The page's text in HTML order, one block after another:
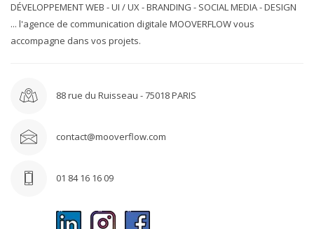
DÉVELOPPEMENT WEB - UI / UX - BRANDING - SOCIAL MEDIA - DESIGN
... l'agence de communication digitale MOOVERFLOW vous
accompagne dans vos projets.
88 rue du Ruisseau - 75018 PARIS
contact@mooverflow.com
01 84 16 16 09